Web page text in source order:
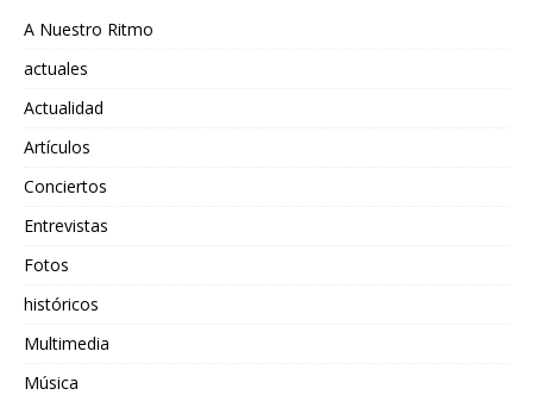
A Nuestro Ritmo
actuales
Actualidad
Artículos
Conciertos
Entrevistas
Fotos
históricos
Multimedia
Música